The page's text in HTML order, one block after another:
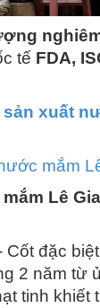
tế FDA,
xuất
mắm
Lê
Cốt đặc
2 năm từ
tinh khiết